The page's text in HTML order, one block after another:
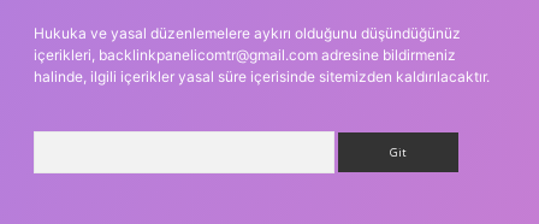
Hukuka ve yasal düzenlemelere aykırı olduğunu düşündüğünüz
içerikleri, backlinkpanelicomtr@gmail.com adresine bildirmeniz
halinde, ilgili içerikler yasal süre içerisinde sitemizden kaldırılacaktır.